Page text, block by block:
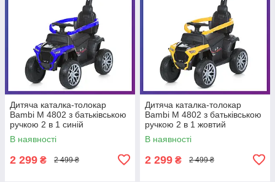
Дитяча каталка-толокар
Bambi М 4802 з батьківською
ручкою 2 в 1 синій
В наявності
2 299 ₴ 2 499 ₴
Дитяча каталка-толокар
Bambi М 4802 з батьківською
ручкою 2 в 1 жовтий
В наявності
2 299 ₴ 2 499 ₴